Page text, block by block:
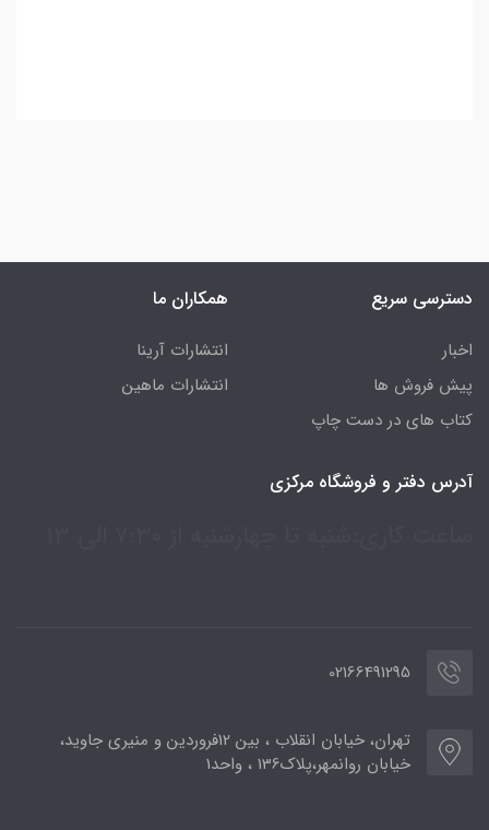
دسترسی سریع
اخبار
پیش فروش ها
کتاب های در دست چاپ
همکاران ما
انتشارات آرینا
انتشارات ماهین
آدرس دفتر و فروشگاه مرکزی
02166491295
تهران، خیابان انقلاب ، بین 12فروردین و منیری جاوید،
خیابان روانمهر،پلاک136 ، واحد1